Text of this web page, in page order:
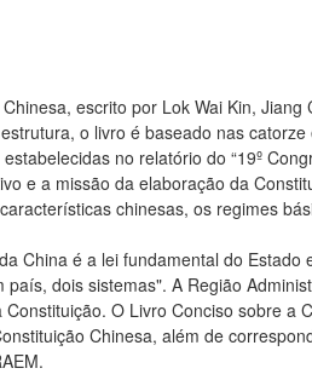
escrito por Lok Wai Kin,
o livro é baseado nas
no relatório do “19º
e a missão da elaboração da
chinesas, os regimes
China é a lei fundamental do
dois sistemas". A Região
O Livro Conciso sobre
Chinesa, além de